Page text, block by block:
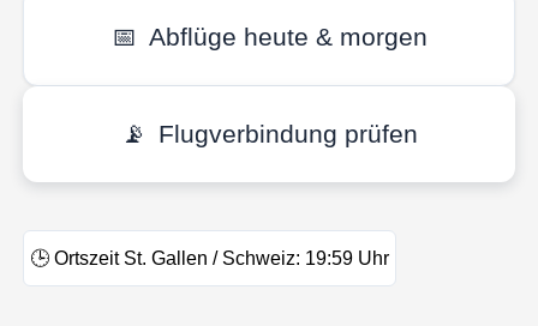
📅 Abflüge heute & morgen
📡 Flugverbindung prüfen
🕒 Ortszeit St. Gallen / Schweiz: 19:59 Uhr